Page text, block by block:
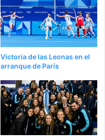
Victoria de las Leonas en el
arranque de París